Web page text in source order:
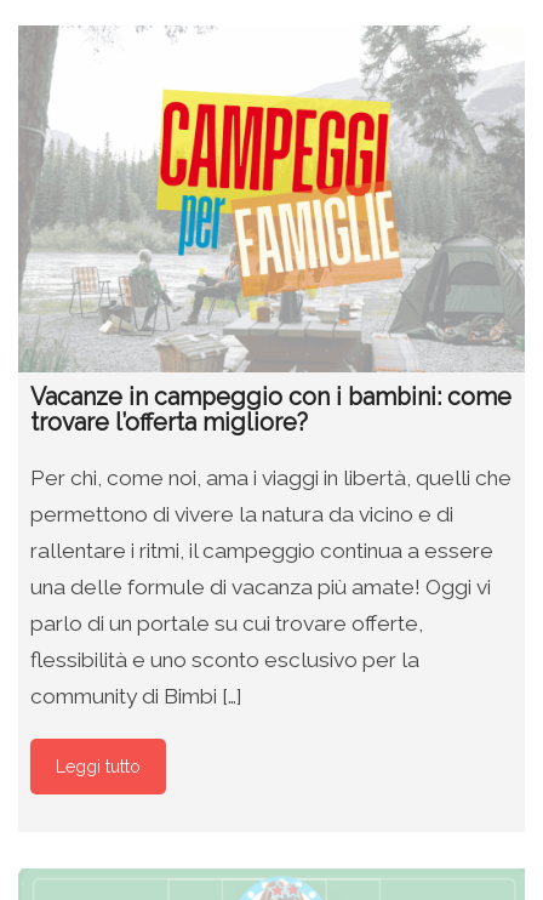
Vacanze in campeggio con i bambini: come
trovare l’offerta migliore?
Per chi, come noi, ama i viaggi in libertà, quelli che
permettono di vivere la natura da vicino e di
rallentare i ritmi, il campeggio continua a essere
una delle formule di vacanza più amate! Oggi vi
parlo di un portale su cui trovare offerte,
flessibilità e uno sconto esclusivo per la
community di Bimbi […]
Leggi tutto